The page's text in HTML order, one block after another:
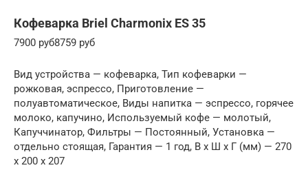
Кофеварка Briel Charmonix ES 35
7900 руб8759 руб
Вид устройства — кофеварка, Тип кофеварки —
рожковая, эспрессо, Приготовление —
полуавтоматическое, Виды напитка — эспрессо, горячее
молоко, капучино, Используемый кофе — молотый,
Капуччинатор, Фильтры — Постоянный, Установка —
отдельно стоящая, Гарантия — 1 год, В x Ш x Г (мм) — 270
x 200 x 207